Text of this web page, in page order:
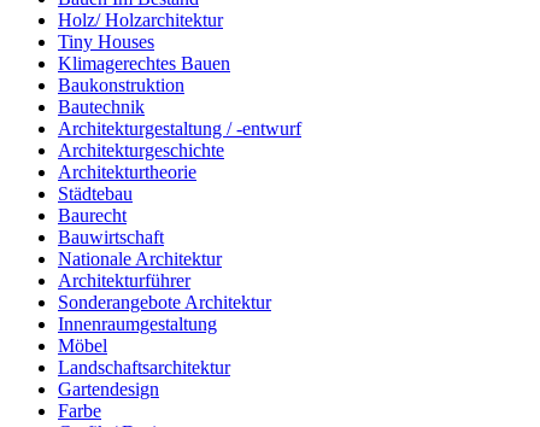
Holz/ Holzarchitektur
Tiny Houses
Klimagerechtes Bauen
Baukonstruktion
Bautechnik
Architekturgestaltung / -entwurf
Architekturgeschichte
Architekturtheorie
Städtebau
Baurecht
Bauwirtschaft
Nationale Architektur
Architekturführer
Sonderangebote Architektur
Innenraumgestaltung
Möbel
Landschaftsarchitektur
Gartendesign
Farbe